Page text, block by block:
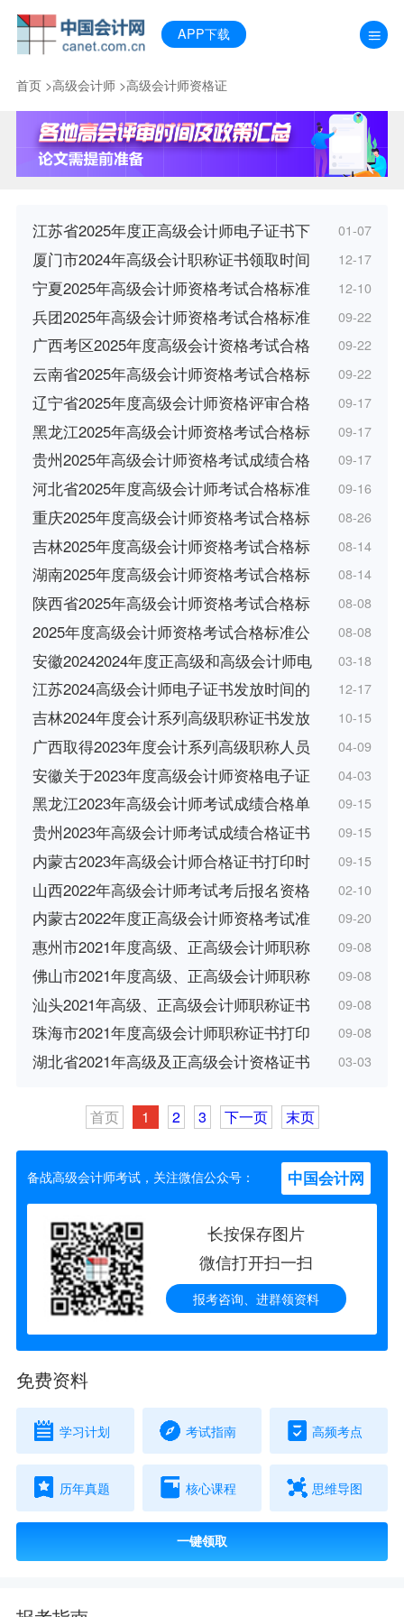
APP下载
首页>高级会计师>高级会计师资格证
江苏省2025年度正高级会计师电子证书下 01-07
厦门市2024年高级会计职称证书领取时间 12-17
宁夏2025年高级会计师资格考试合格标准 12-10
兵团2025年高级会计师资格考试合格标准 09-22
广西考区2025年度高级会计资格考试合格 09-22
云南省2025年高级会计师资格考试合格标 09-22
辽宁省2025年度高级会计师资格评审合格 09-17
黑龙江2025年高级会计师资格考试合格标 09-17
贵州2025年高级会计师资格考试成绩合格 09-17
河北省2025年度高级会计师考试合格标准 09-16
重庆2025年度高级会计师资格考试合格标 08-26
吉林2025年度高级会计师资格考试合格标 08-14
湖南2025年度高级会计师资格考试合格标 08-14
陕西省2025年高级会计师资格考试合格标 08-08
2025年度高级会计师资格考试合格标准公 08-08
安徽20242024年度正高级和高级会计师电 03-18
江苏2024高级会计师电子证书发放时间的 12-17
吉林2024年度会计系列高级职称证书发放 10-15
广西取得2023年度会计系列高级职称人员 04-09
安徽关于2023年度高级会计师资格电子证 04-03
黑龙江2023年高级会计师考试成绩合格单 09-15
贵州2023年高级会计师考试成绩合格证书 09-15
内蒙古2023年高级会计师合格证书打印时 09-15
山西2022年高级会计师考试考后报名资格 02-10
内蒙古2022年度正高级会计师资格考试准 09-20
惠州市2021年度高级、正高级会计师职称 09-08
佛山市2021年度高级、正高级会计师职称 09-08
汕头2021年高级、正高级会计师职称证书 09-08
珠海市2021年度高级会计师职称证书打印 09-08
湖北省2021年高级及正高级会计资格证书 03-03
首页 1 2 3 下一页 末页
备战高级会计师考试，关注微信公众号： 中国会计网
长按保存图片
微信打开扫一扫
报考咨询、进群领资料
免费资料
学习计划 考试指南 高频考点
历年真题 核心课程 思维导图
一键领取